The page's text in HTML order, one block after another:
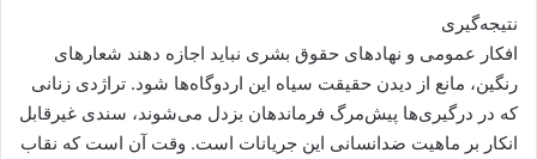
نتیجه‌گیری
افکار عمومی و نهادهای حقوق بشری نباید اجازه دهند شعارهای
رنگین، مانع از دیدن حقیقت سیاه این اردوگاه‌ها شود. تراژدی زنانی
که در درگیری‌ها پیش‌مرگ فرماندهان بزدل می‌شوند، سندی غیرقابل
انکار بر ماهیت ضدانسانی این جریانات است. وقت آن است که نقاب